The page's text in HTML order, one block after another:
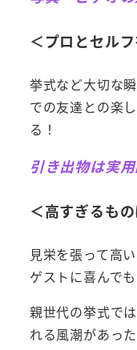
＜プロとセル
挙式など大切な
での友達との楽
る！
引き出物は実
＜高すぎるも
見栄を張って高
ゲストに喜んで
親世代の挙式で
れる風潮があっ